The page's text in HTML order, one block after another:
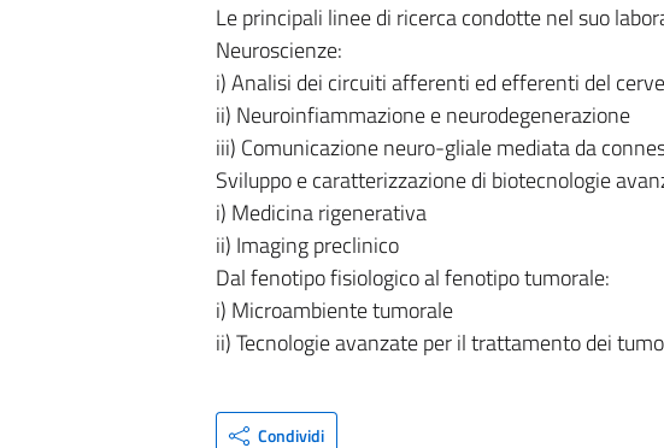
Le principali linee di ricerca condotte nel suo
Neuroscienze:
i) Analisi dei circuiti afferenti ed efferenti del
ii) Neuroinfiammazione e neurodegenerazione
iii) Comunicazione neuro-gliale mediata da
Sviluppo e caratterizzazione di biotecnologie
i) Medicina rigenerativa
ii) Imaging preclinico
Dal fenotipo fisiologico al fenotipo tumorale:
i) Microambiente tumorale
ii) Tecnologie avanzate per il trattamento dei
Condividi